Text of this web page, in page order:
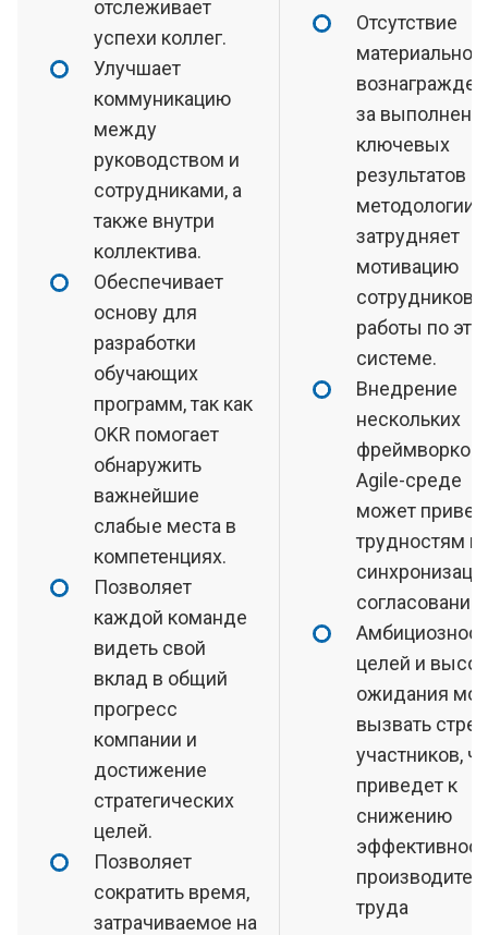
отслеживает
успехи коллег.
Улучшает
коммуникацию
между
руководством и
сотрудниками, а
также внутри
коллектива.
Обеспечивает
основу для
разработки
обучающих
программ, так как
OKR помогает
обнаружить
важнейшие
слабые места в
компетенциях.
Позволяет
каждой команде
видеть свой
вклад в общий
прогресс
компании и
достижение
стратегических
целей.
Позволяет
сократить время,
затрачиваемое на
Отсутствие
за
ключевых
результатов в
методологии
затрудняет
мотивацию
сотрудников
работы по
системе.
Внедрение
нескольких
фреймворков
Agile-среде
может
трудностям в
согласовании.
целей и
ожидания
вызвать
участников,
приведет к
снижению
труда